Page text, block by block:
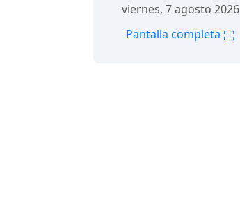
viernes, 7 agosto 2026
Pantalla completa ⛶